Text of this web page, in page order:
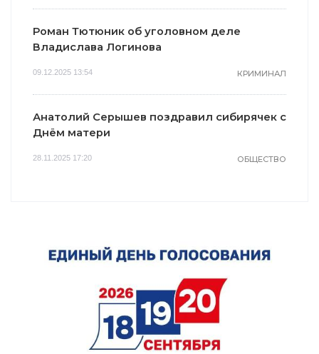
Роман Тютюник об уголовном деле
Владислава Логинова
09.12.2025 13:54 КРИМИНАЛ
Анатолий Серышев поздравил сибирячек с
Днём матери
28.11.2025 17:20 ОБЩЕСТВО